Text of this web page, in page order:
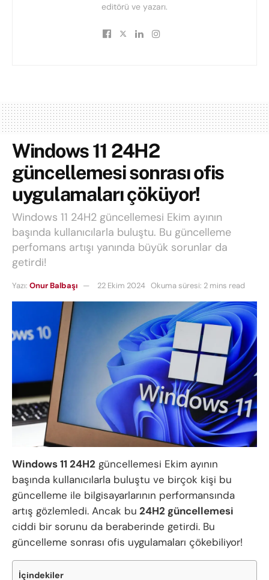
editörü ve yazarı.
Windows 11 24H2
güncellemesi sonrası ofis
uygulamaları çöküyor!
Windows 11 24H2 güncellemesi Ekim ayının
başında kullanıcılarla buluştu. Bu güncelleme
perfomans artışı yanında büyük sorunlar da
getirdi!
Yazı: Onur Balbaşı 22 Ekim 2024 Okuma süresi: 2 mins read
Windows 11 24H2 güncellemesi Ekim ayının
başında kullanıcılarla buluştu ve birçok kişi bu
güncelleme ile bilgisayarlarının performansında
artış gözlemledi. Ancak bu 24H2 güncellemesi
ciddi bir sorunu da beraberinde getirdi. Bu
güncelleme sonrası ofis uygulamaları çökebiliyor!
İçindekiler